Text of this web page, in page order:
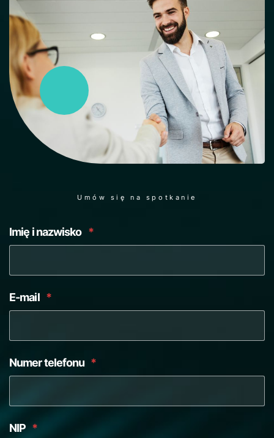
Umów się na spotkanie
Imię i nazwisko *
E-mail *
Numer telefonu *
NIP *